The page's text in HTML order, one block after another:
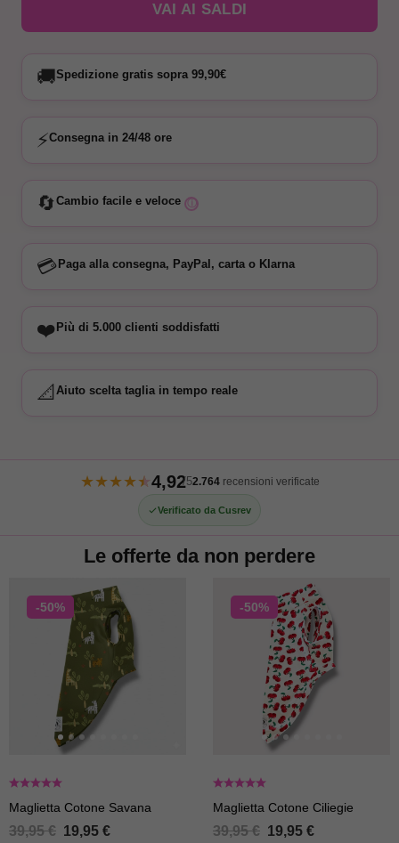
VAI AI SALDI
🚚Spedizione gratis sopra 99,90€
⚡Consegna in 24/48 ore
🔄 Cambio facile e veloce ⓘ
💳 Paga alla consegna, PayPal, carta o Klarna
❤️ Più di 5.000 clienti soddisfatti
📐 Aiuto scelta taglia in tempo reale
★★★★★4,92/52.764recensioni verificate
Verificato da Cusrev
Le offerte da non perdere
-50%
Maglietta Cotone Savana
39,95€ 19,95 €
-50%
Maglietta Cotone Ciliegie
39,95€ 19,95 €